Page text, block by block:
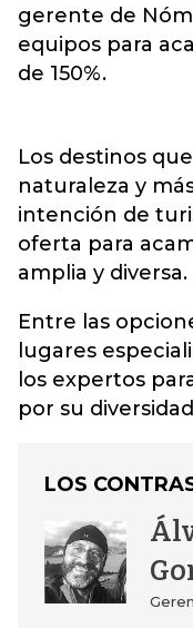
gerente de
equipos para
de 150%.
Los destinos
naturaleza y
intención de
oferta para
amplia y diversa.
Entre las
lugares
los expertos
por su
LOS